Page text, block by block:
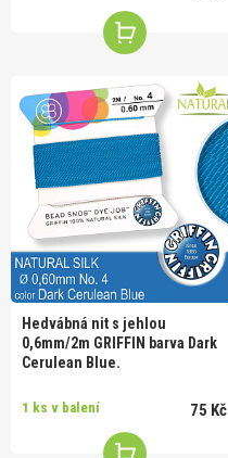
Hedvábná nit s jehlou
0,6mm/2m GRIFFIN barva Dark
Cerulean Blue.
1 ks v balení 75 Kč